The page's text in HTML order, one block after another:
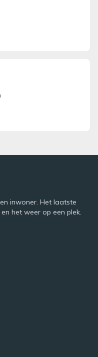
inwoner. Het laatste
het weer op een plek.